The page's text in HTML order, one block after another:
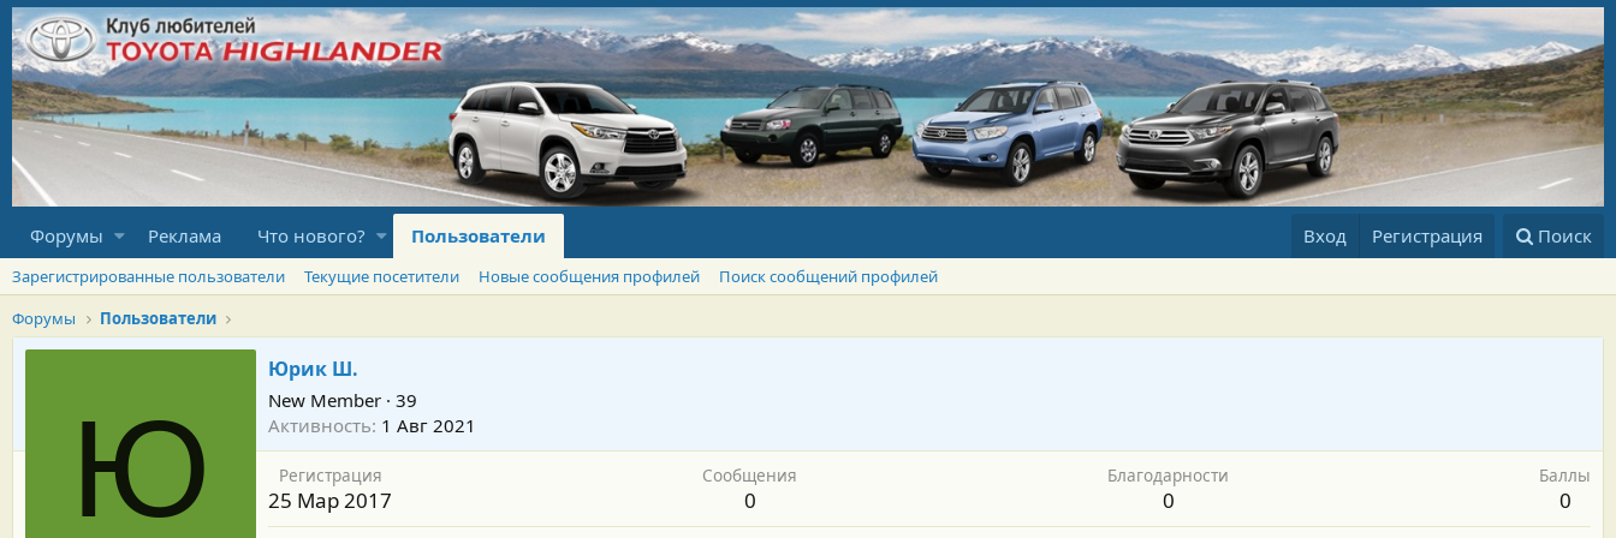
Форумы Реклама Что нового? Пользователи Вход Регистрация Поиск
Зарегистрированные пользователи Текущие посетители Новые сообщения профилей
Поиск сообщений профилей
Форумы
Пользователи
Ю
Юрик Ш.
New Member · 39
Активность 1 Авг 2021
Регистрация
25 Мар 2017
Сообщения
0
Благодарности
0
Баллы
0